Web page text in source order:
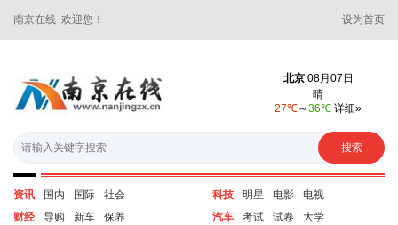
南京在线 欢迎您！ 设为首页
资讯 国内 国际
社会
财经
导购 新车 保养
科技 明星 电影
电视
汽车
考试 试卷 大学